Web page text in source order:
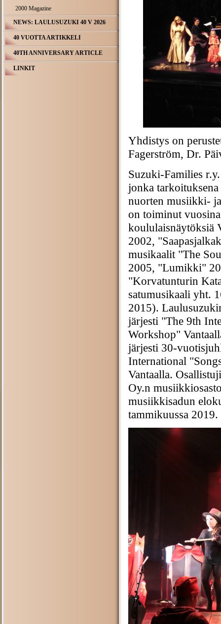
2000 Magazine
NEWS: LAULUSUZUKI 40 V 2026
40 VUOTTA ARTIKKELI
40TH ANNIVERSARY ARTICLE
LINKIT
Yhdistys on
Fagerström, Dr.
Suzuki-Families
jonka
nuorten musiikki-
on toiminut
koululaisnäytöksiä
2002,
musikaalit "The
2005, "Lumikki"
"Korvatunturin
satumusikaali yht.
2015).
järjesti "The 9th
Workshop"
järjesti 30-
International
Vantaalla.
Oy.n
musiikkisadun
tammikuussa